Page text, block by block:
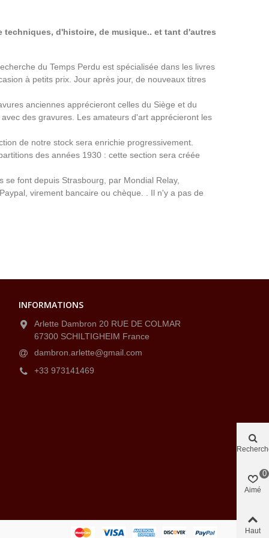
techniques, d'histoire, de musique.. et tant d'autres
du Temps Perdu est spécialisée dans les livres
à petits prix. Jour après jour, de nouveaux titres
anciennes apprécieront celles du Siège et du
des gravures. Les amateurs d'art apprécieront les
de notre stock sera enrichie progressivement.
des années 1930 : cette section sera créée
font depuis Strasbourg, par Mondial Relay,
virement bancaire ou chèque. . Il n'y a pas de
INFORMATIONS
Arlette Dambron 20 RUE DE COLMAR
67300 SCHILTIGHEIM France
dambron.arlette@gmail.com
+33 973141469
Aimé
0
Haut